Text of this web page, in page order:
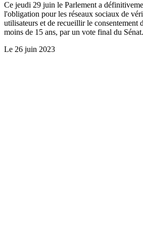
Ce jeudi 29 juin le Parlement a
l'obligation pour les réseaux sociaux de
utilisateurs et de recueillir le consentement
moins de 15 ans, par un vote final du Sénat.
Le 26 juin 2023